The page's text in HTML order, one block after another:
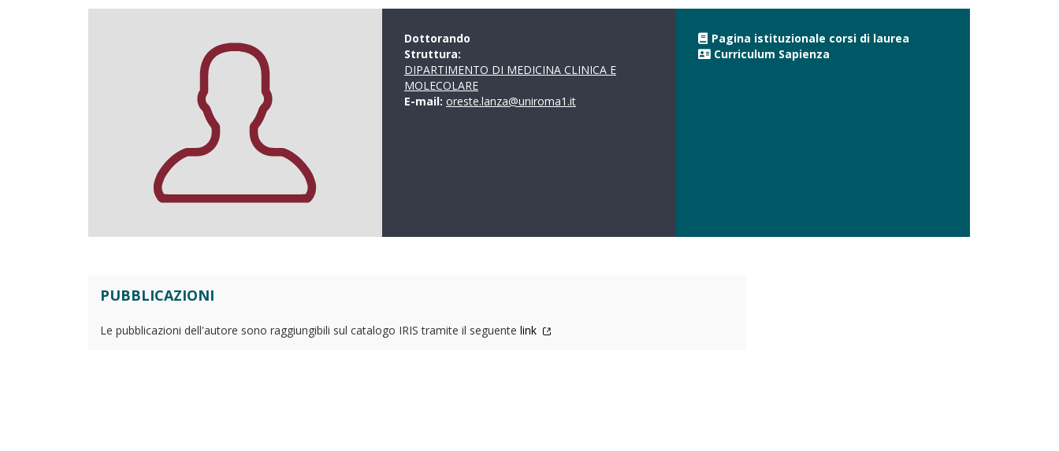
Dottorando
Struttura:
DIPARTIMENTO DI MEDICINA CLINICA E
MOLECOLARE
E-mail: oreste.lanza@uniroma1.it
Pagina istituzionale corsi di laurea
Curriculum Sapienza
PUBBLICAZIONI
Le pubblicazioni dell'autore sono raggiungibili sul catalogo IRIS tramite il seguente link